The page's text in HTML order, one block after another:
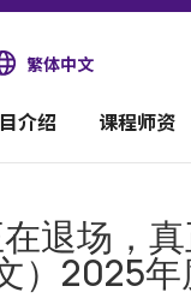
繁体中文
介绍 课程师资
退场，
）2025